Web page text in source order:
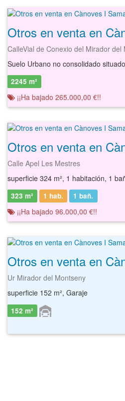
CalleVial de Conexio del Mirador del
2245 m²
¡¡Ha bajado 265.000,00 €!!
Calle Apel Les Mestres
superficie 324 m², 1 habitación, 1
323 m² 1 hab. 1 bañ.
¡¡Ha bajado 96.000,00 €!!
Ur Mirador del Montseny
superficie 152 m², Garaje
152 m²